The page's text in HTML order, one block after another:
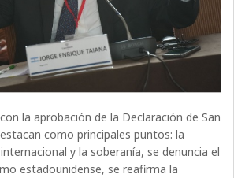
la aprobación de la Declaración de San
como principales puntos: la
y la soberanía, se denuncia el
estadounidense, se reafirma la